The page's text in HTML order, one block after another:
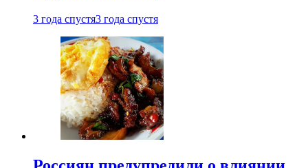
3 года спустя3 года спустя